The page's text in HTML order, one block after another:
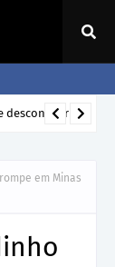
descontrair
em Minas